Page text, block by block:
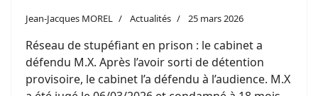
Jean-Jacques MOREL Actualités 25 mars 2026
Réseau de stupéfiant en prison : le cabinet a
défendu M.X. Après l’avoir sorti de détention
provisoire, le cabinet l’a défendu à l’audience. M.X